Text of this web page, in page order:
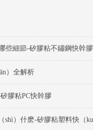
些細節-矽膠粘不鏽鋼快幹膠
）全解析
膠粘PC快幹膠